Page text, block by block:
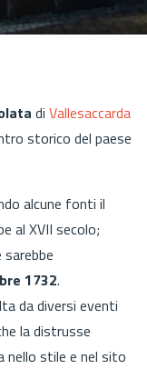
di Vallesaccarda
storico del paese
alcune fonti il
al XVII secolo;
1732.
da diversi eventi
la distrusse
nello stile e nel sito